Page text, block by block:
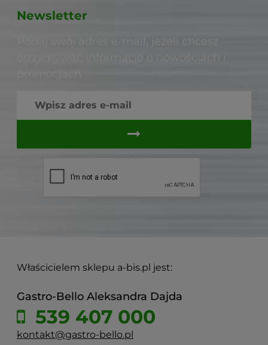
Newsletter
Właścicielem sklepu a-bis.pl jest:
Gastro-Bello Aleksandra Dajda
539 407 000
kontakt@gastro-bello.pl